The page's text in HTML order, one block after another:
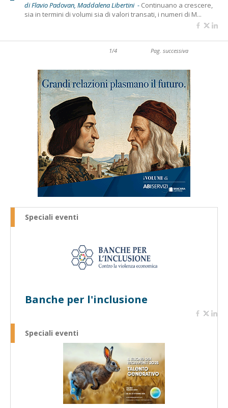
di Flavio Padovan, Maddalena Libertini - Continuano a crescere,
sia in termini di volumi sia di valori transati, i numeri di M...
1/4 Pag. successiva
Speciali eventi
Banche per l'inclusione
Speciali eventi